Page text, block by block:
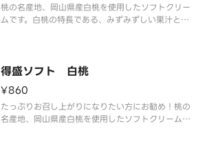
桃の名産地、岡山県産白桃を使用したソフトクリー
ムです。白桃の特長である、みずみずしい果汁と上
得盛ソフト 白桃
¥860
たっぷりお召し上がりになりたい方にお勧め！桃の
名産地、岡山県産白桃を使用したソフトクリームで